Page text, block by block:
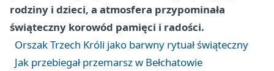
rodziny i dzieci, a atmosfera przypominała
świąteczny korowód pamięci i radości.
Orszak Trzech Króli jako barwny rytuał świąteczny
Jak przebiegał przemarsz w Bełchatowie